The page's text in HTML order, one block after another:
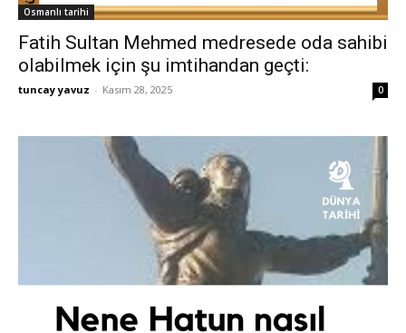
Osmanlı tarihi
Fatih Sultan Mehmed medresede oda sahibi
olabilmek için şu imtihandan geçti:
tuncay yavuz - Kasım 28, 2025 0